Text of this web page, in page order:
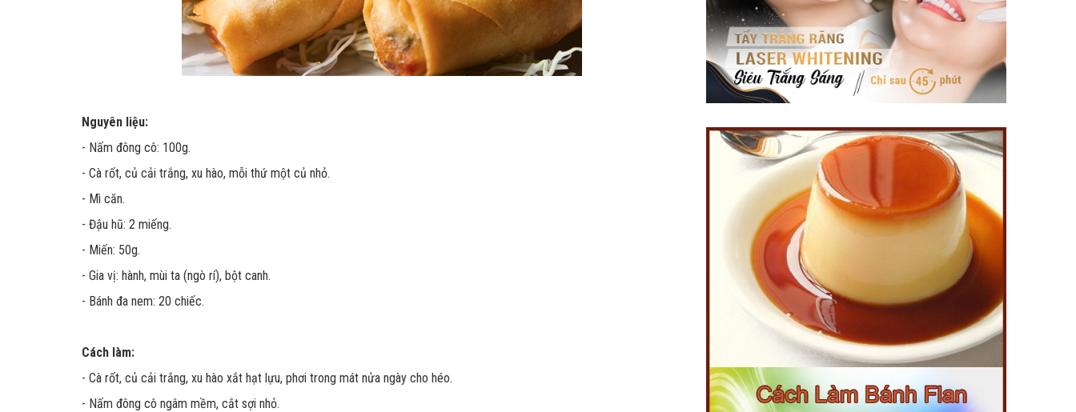
Nguyên liệu:
- Nấm đông cô: 100g.
- Cà rốt, củ cải trắng, xu hào, mỗi thứ một củ nhỏ.
- Mì căn.
- Đậu hũ: 2 miếng.
- Miến: 50g.
- Gia vị: hành, mùi ta (ngò rí), bột canh.
- Bánh đa nem: 20 chiếc.
Cách làm:
- Cà rốt, củ cải trắng, xu hào xắt hạt lựu, phơi trong mát nửa ngày cho héo.
- Nấm đông cô ngâm mềm, cắt sợi nhỏ.